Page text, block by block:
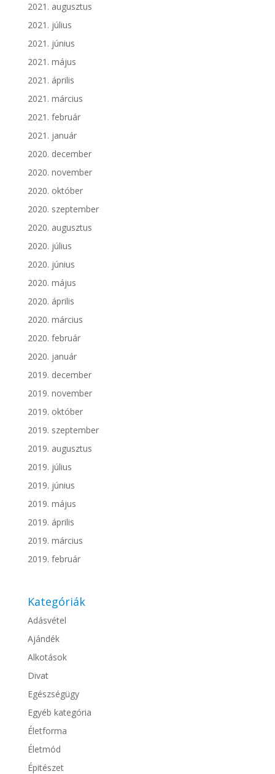
2021. augusztus
2021. július
2021. június
2021. május
2021. április
2021. március
2021. február
2021. január
2020. december
2020. november
2020. október
2020. szeptember
2020. augusztus
2020. július
2020. június
2020. május
2020. április
2020. március
2020. február
2020. január
2019. december
2019. november
2019. október
2019. szeptember
2019. augusztus
2019. július
2019. június
2019. május
2019. április
2019. március
2019. február
Kategóriák
Adásvétel
Ajándék
Alkotások
Divat
Egészségügy
Egyéb kategória
Életforma
Életmód
Épitészet